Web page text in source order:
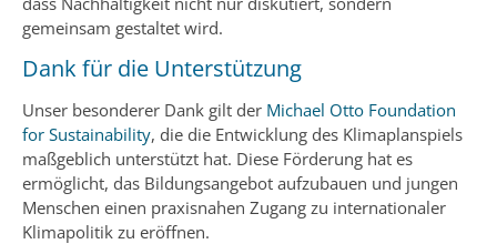
gemeinsam gestaltet wird.
Dank für die Unterstützung
Unser besonderer Dank gilt der Michael Otto Foundation
for Sustainability, die die Entwicklung des Klimaplanspiels
maßgeblich unterstützt hat. Diese Förderung hat es
ermöglicht, das Bildungsangebot aufzubauen und jungen
Menschen einen praxisnahen Zugang zu internationaler
Klimapolitik zu eröffnen.